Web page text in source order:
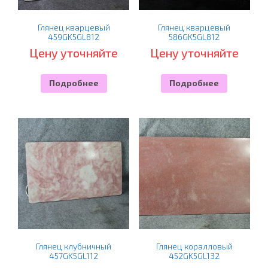
Глянец кварцевый
459GK5GL812
Цену уточняйте
Подробнее
Глянец кварцевый
586GK5GL812
Цену уточняйте
Подробнее
Глянец клубничный
457GK5GL112
Глянец коралловый
452GK5GL132